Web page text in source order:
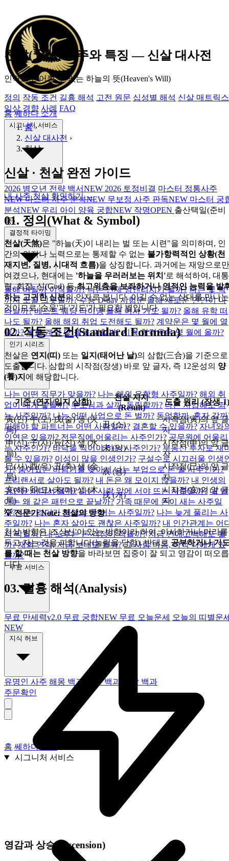
홈 쎄하다 소개
시그니처 서비스
2026 병오년 전략 백서NEW 2026 토정비결 마스터 정통사주
NEW 마스터 사주 분석NEW 무보정 사주 판독NEW 마스터 궁
분석NEW 우리 아이 양육 궁합NEW 작명OPEN 출산택일(준비
중)
결정적 타이밍
올해 버틸까 이직할까? 나는 언제 영앤리치가 될까? 나는 몇 억
까지 모을 그릇일까? 수능 D-day 시험운 올해 새로운 인연이 나
타날까? 베스트 웨딩 타이밍 올해 이사 가도 될까? 올해 유학 떠
나도 될까? 올해 해외 취업 도전해도 될까? 계약운은 몇 월에 열
릴까? 재물·계약 몇 월을 피할까? 시험 합격운은 몇 월에 올까?
인기 시리즈
나는 어떤 직무가 맞을까? 나는 해외 유학형 사주일까? 해외 취
업이 내게 좋을까? 부모님과 살까, 독립할까? 나는 사업해도 되
는 사주일까? 나는 어떤 사업으로 돈 벌까? 동업할까, 혼자 갈까
피해야 할 파트너는 어떤 사람일까? 결혼할 수 있을까? 자녀와
인연은 있을까? 전문직에 어울리는 사주인가? 공무원에 어울리
는 사주인가? 바닥을 찍어야 하는 사주인가? 부동산 투자로 재
볼 수 있을까? 이성이 많을 인생인가? 구설수로 시끄러울 인생
가? 숨어있는 바람기를 찾아서 나는 부업으로 돈 벌 사주인가?
프리랜서로 살아도 될까? 내 돈은 왜 모이지 않을까? 내 인생의
귀인은 어디서 올까? 나는 사람 앞에 서야 뜨는 사주일까? 내 연
애는 왜 같은 패턴으로 끝날까? 가족 때문에 돈이 새는 사주일
까? 나는 리더가 되어야 돈 버는 사주일까? 나는 늦게 풀리는 사
주일까? 나는 혼자 살아도 괜찮은 사주일까? 내 인간관계는 어
서 막힐까? 내 노후는 돈 걱정이 적을까? 지금 연애고백해도 될
까? 재회 연락, 지금 보내도 될까? 그 사람 마음, 아직 나에게 있
을까?
무료 서비스
무료 만세력v2.0 무료 궁합NEW 무료 오늘운세
오늘의 띠별운
NEW
지식 허브
유명인 사주 해몽 백과 사주 백과
신살 백과
주문확인
홈 쎄하다 소개
시그니처 서비스
천살(天煞) 사주와 특징 ― 신살 대사전
인력으로 어쩔 수 없는 하늘의 뜻(Heaven's Will)
정의 작동 조건 길흉 해석 고전 원문 십성별 해석 신살 매트릭스
임상 경향 사례 FAQ
홈›
신살 대사전 ›
천살
신살 · 천살 완전 가이드
내 사주 천살 확인하기 →
01. 정의(What & Symbol)
천살(天煞)은 "하늘(天)이 내리는 벌 또는 시련"을 의미하며, 인
간의 의지나 노력으로는 통제할 수 없는 불가항력적인 상황(천
재지변, 질병, 시대적 흐름)을 상징합니다. 과거에는 재앙으로만
여겼으나, 현대에는 '하늘을 우러러보는 위치'로 해석하여, 대통
령, 회장, 신(God) 등최고위층을 보좌하거나 영적인 능력을 발
하는 고귀한 신분의 인자로 봅니다. 이길 수 없는 상대를 만나는
것이므로 '순응'과 '기도'가 필요한 별입니다.
02.작동 조건(Standard Formula)
천살은 연지(띠) 또는 일지(태어난 날)의 삼합(三合)을 기준으로
도출합니다. 삼합의 시작점(장생) 바로 앞 글자, 즉 12운성의 양
(養)지 에 해당합니다.
기준 (연지/일지 삼합)
천살 지지
(Result)
도출 원리 (장생-1)
寅(인)·午(오)·戌(술) 생(火
局)
丑 (소)
시작점(寅)의 앞 글
자
申(신)·子(자)·辰(진) 생(水
局)
未 (양)
시작점(申)의 앞 글
자
巳(사)·酉(유)·丑(축) 생 (金
局)
辰 (용)
시작점(巳)의 앞 글
자
亥(해)·卯(묘)·未(미) 생(木
局)
戌 (개)
시작점(亥)의 앞 글
자
💡 전문가 Note: 천살의 방향
천살 방향은 '조상신'이 있는 방향이라 하여, 이사하거나 머리를
두고 자는 것을 피합니다(눌림을 당함). 반대로 공부하거나 기
를 할 때는 천살 방향을 바라보면 집중이 잘 되고 영감이 떠오릅
니다.
03.길흉 해석(Analysis)
영감과 상승 (Ascension)